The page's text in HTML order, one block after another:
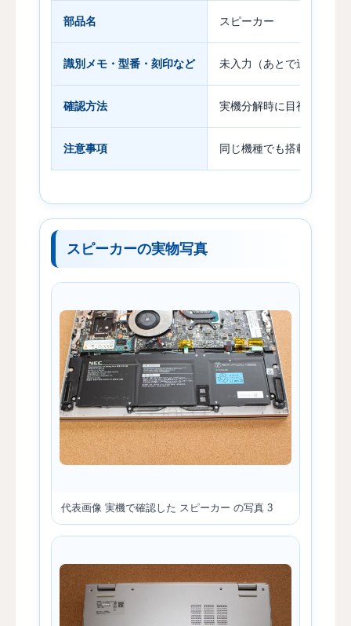
部品名 スピーカー
識別メモ・型番・刻印など 未入力（あとで追記予定）
確認方法 実機分解時に目視確認
注意事項 同じ機種でも搭載部品が
スピーカーの実物写真
代表画像 実機で確認した スピーカー の写真 3